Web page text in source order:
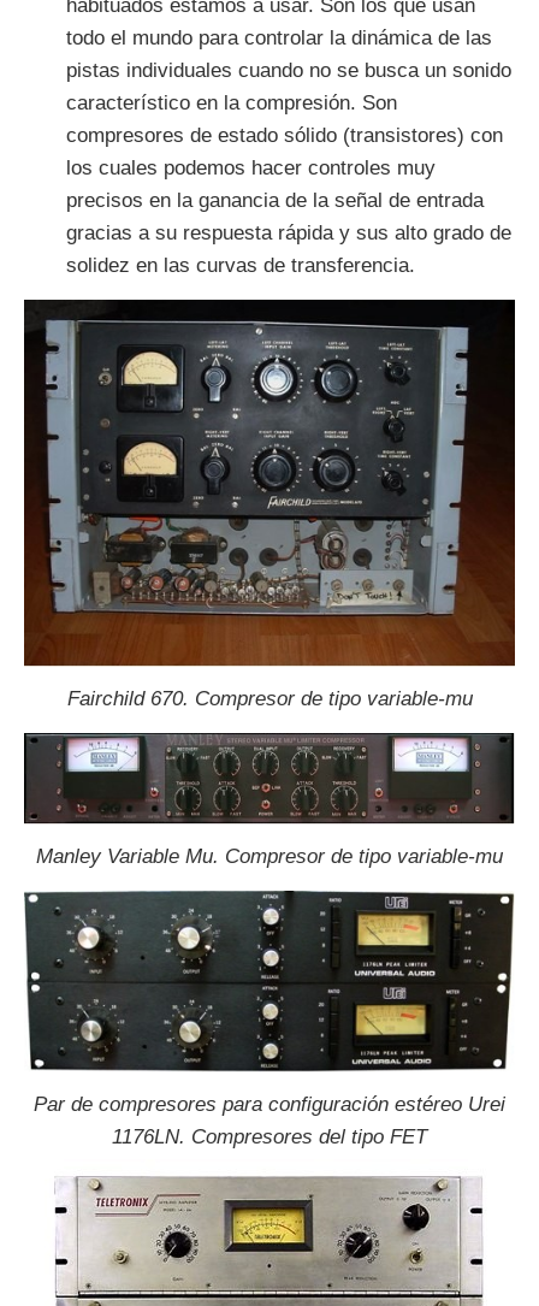
habituados estamos a usar. Son los que usan
todo el mundo para controlar la dinámica de las
pistas individuales cuando no se busca un sonido
característico en la compresión. Son
compresores de estado sólido (transistores) con
los cuales podemos hacer controles muy
precisos en la ganancia de la señal de entrada
gracias a su respuesta rápida y sus alto grado de
solidez en las curvas de transferencia.
Fairchild 670. Compresor de tipo variable-mu
Manley Variable Mu. Compresor de tipo variable-mu
Par de compresores para configuración estéreo Urei
1176LN. Compresores del tipo FET